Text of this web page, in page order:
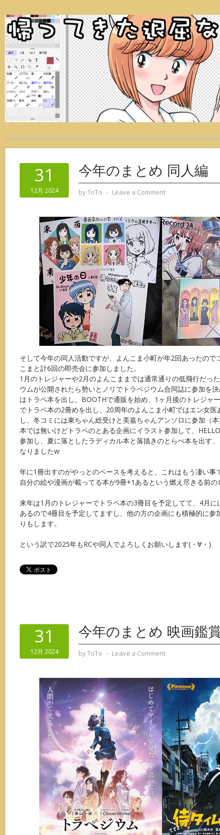
31
12月 2024
今年のまとめ 同人編
byToTo ⋅ Leave a Comment
そして今年の同人活動ですが、よんこま小町が年2回あったので
こまと計6回の即売会に参加しました。
1月のトレジャーや2月のよんこままでは通常通りの低飛行だっ
ウムが公開されたら勢いとノリでトラペジウム合同誌に参加を
はトラペ本を出し、BOOTHで通販を始め、1ヶ月後のトレジャ
でトラペ本の2冊めを出し、20周年のよんこま小町ではエン女
し、冬コミには東ちゃん総受けと美嘉ちゃんアンソロに参加（
本では無いけどトラペのとある企画にイラスト参加して、
参加し、夏に落としたラディカル本と落描きのとらぺ本を出す
なりましたw
年に1冊出すのがやっとのペースを考えると、これはもう凄い事
自分の絵や漫画が載ってる本が9冊+1あるという燃え尽きる前
来年は1月のトレジャーでトラペ本の3冊目を予定してて、4月
あるので4冊目を予定してますし、他の方の企画にも積極的に参
りもします。
という訳で2025年もRCや同人でよろしくお願いします(・∀・)
31
12月 2024
今年のまとめ 映画鑑
byToTo ⋅ Leave a Comment